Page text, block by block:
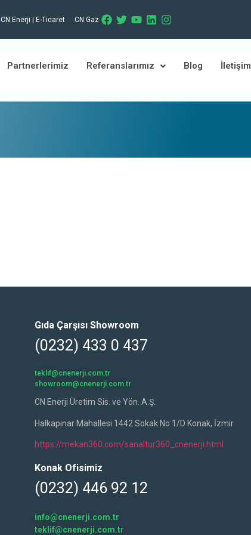
CN Enerji | E-Ticaret CN Gaz
Partnerlerimiz Referanslarımız Blog İletişim
Gıda Çarşısı Showroom
(0232) 433 0 437
teklif@cnenerji.com.tr
showroom@cnenerji.com.tr
CN Enerji Üretim Sis. ve Yön. A.Ş.
Halkapınar Mahallesi 1442 Sokak No:1/D Konak, İzmir
https://mekan360.com/sanaltur360_cnenerji.html
Konak Ofisimiz
(0232) 446 92 12
info@cnenerji.com.tr
teklif@cnenerji.com.tr